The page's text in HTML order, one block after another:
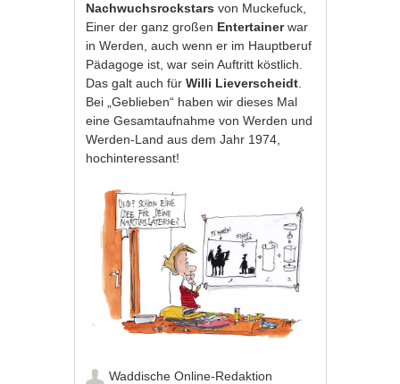
Nachwuchsrockstars von Muckefuck,
Einer der ganz großen Entertainerwar
in Werden, auch wenn er im Hauptberuf
Pädagoge ist, war sein Auftritt köstlich.
Das galt auch fürWilli Lieverscheidt
Bei „Geblieben“ haben wir dieses Mal
eine Gesamtaufnahme von Werden und
Werden-Land aus dem Jahr 1974,
hochinteressant!
Waddische Online-Redaktion